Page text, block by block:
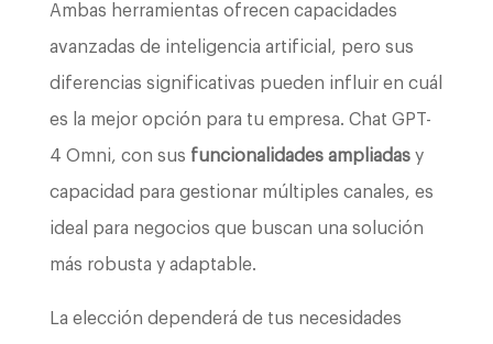
Ambas herramientas ofrecen capacidades
avanzadas de inteligencia artificial, pero sus
diferencias significativas pueden influir en cuál
es la mejor opción para tu empresa. Chat GPT-
4 Omni, con sus funcionalidades ampliadasy
capacidad para gestionar múltiples canales, es
ideal para negocios que buscan una solución
más robusta y adaptable.
La elección dependerá de tus necesidades